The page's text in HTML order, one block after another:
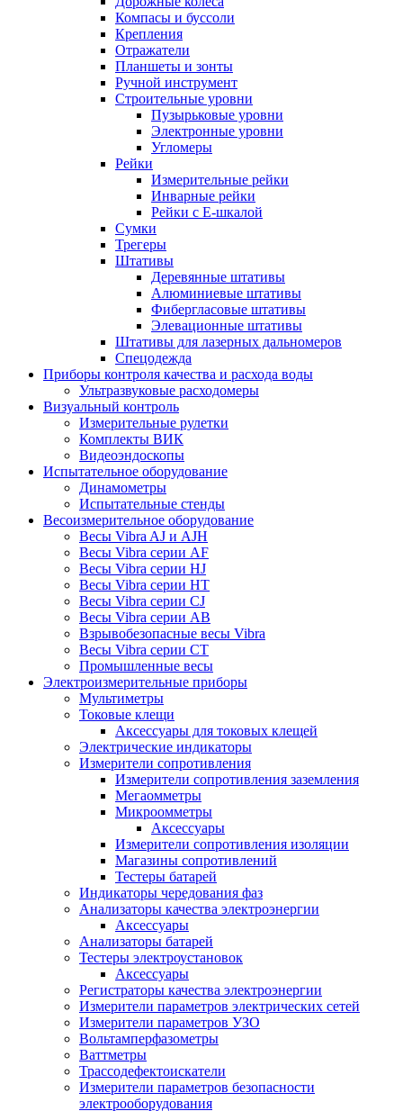
Компасы и буссоли
Крепления
Отражатели
Планшеты и зонты
Ручной инструмент
Строительные уровни
Пузырьковые уровни
Электронные уровни
Угломеры
Рейки
Измерительные рейки
Инварные рейки
Рейки с Е-шкалой
Сумки
Трегеры
Штативы
Деревянные штативы
Алюминиевые штативы
Фибергласовые штативы
Элевационные штативы
Штативы для лазерных дальномеров
Спецодежда
Приборы контроля качества и расхода воды
Ультразвуковые расходомеры
Визуальный контроль
Измерительные рулетки
Комплекты ВИК
Видеоэндоскопы
Испытательное оборудование
Динамометры
Испытательные стенды
Весоизмерительное оборудование
Весы Vibra AJ и AJH
Весы Vibra серии AF
Весы Vibra серии HJ
Весы Vibra серии HT
Весы Vibra серии CJ
Весы Vibra серии AB
Взрывобезопасные весы Vibra
Весы Vibra серии CT
Промышленные весы
Электроизмерительные приборы
Мультиметры
Токовые клещи
Аксессуары для токовых клещей
Электрические индикаторы
Измерители сопротивления
Измерители сопротивления заземления
Мегаомметры
Микроомметры
Аксессуары
Измерители сопротивления изоляции
Магазины сопротивлений
Тестеры батарей
Индикаторы чередования фаз
Анализаторы качества электроэнергии
Аксессуары
Анализаторы батарей
Тестеры электроустановок
Аксессуары
Регистраторы качества электроэнергии
Измерители параметров электрических сетей
Измерители параметров УЗО
Вольтамперфазометры
Ваттметры
Трассодефектоискатели
Измерители параметров безопасности
электрооборудования